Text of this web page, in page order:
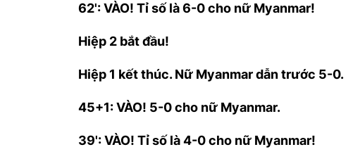
62': VÀO! Tỉ số là 6-0 cho nữ Myanmar!
Hiệp 2 bắt đầu!
Hiệp 1 kết thúc. Nữ Myanmar dẫn trước 5-0.
45+1: VÀO! 5-0 cho nữ Myanmar.
39': VÀO! Tỉ số là 4-0 cho nữ Myanmar!